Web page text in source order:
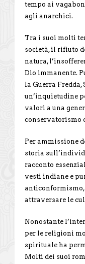
tempo ai
agli anarchici.
Tra i suoi molti
società, il rifiuto
natura,
Dio immanente.
la Guerra
un’inquietudine
valori a una
conservatorismo
Per ammissione
storia
racconto
vesti indiane e
anticonformismo,
attraversare le
Nonostante
per le religioni
spirituale ha
Molti dei suoi